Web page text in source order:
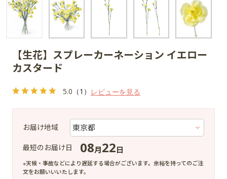
【生花】スプレーカーネーション イエロー
カスタード
お届け地域
最短のお届け日 08月22日
※天候・事故などにより遅延する場合がございます。余裕を持ってのご注
文をお願いいいたします。
5.0 （1） レビューを見る